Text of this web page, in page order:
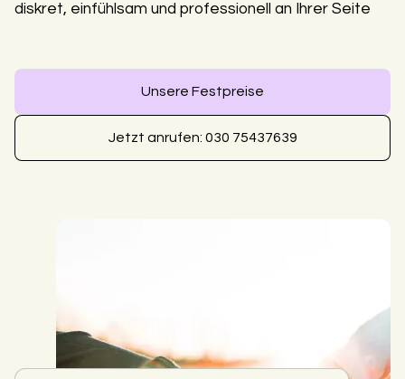
diskret, einfühlsam und professionell an Ihrer Seite
Unsere Festpreise
Jetzt anrufen: 030 75437639